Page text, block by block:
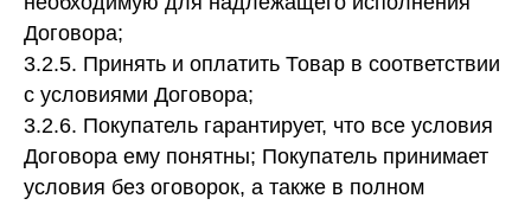
Договора;
3.2.5. Принять и оплатить Товар в соответствии
с условиями Договора;
3.2.6. Покупатель гарантирует, что все условия
Договора ему понятны; Покупатель принимает
условия без оговорок, а также в полном